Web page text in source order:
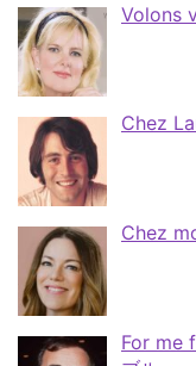
Volons
Chez
Chez
For me